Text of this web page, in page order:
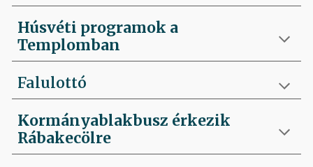
Húsvéti programok a
Templomban
Falulottó
Kormányablakbusz érkezik
Rábakecölre